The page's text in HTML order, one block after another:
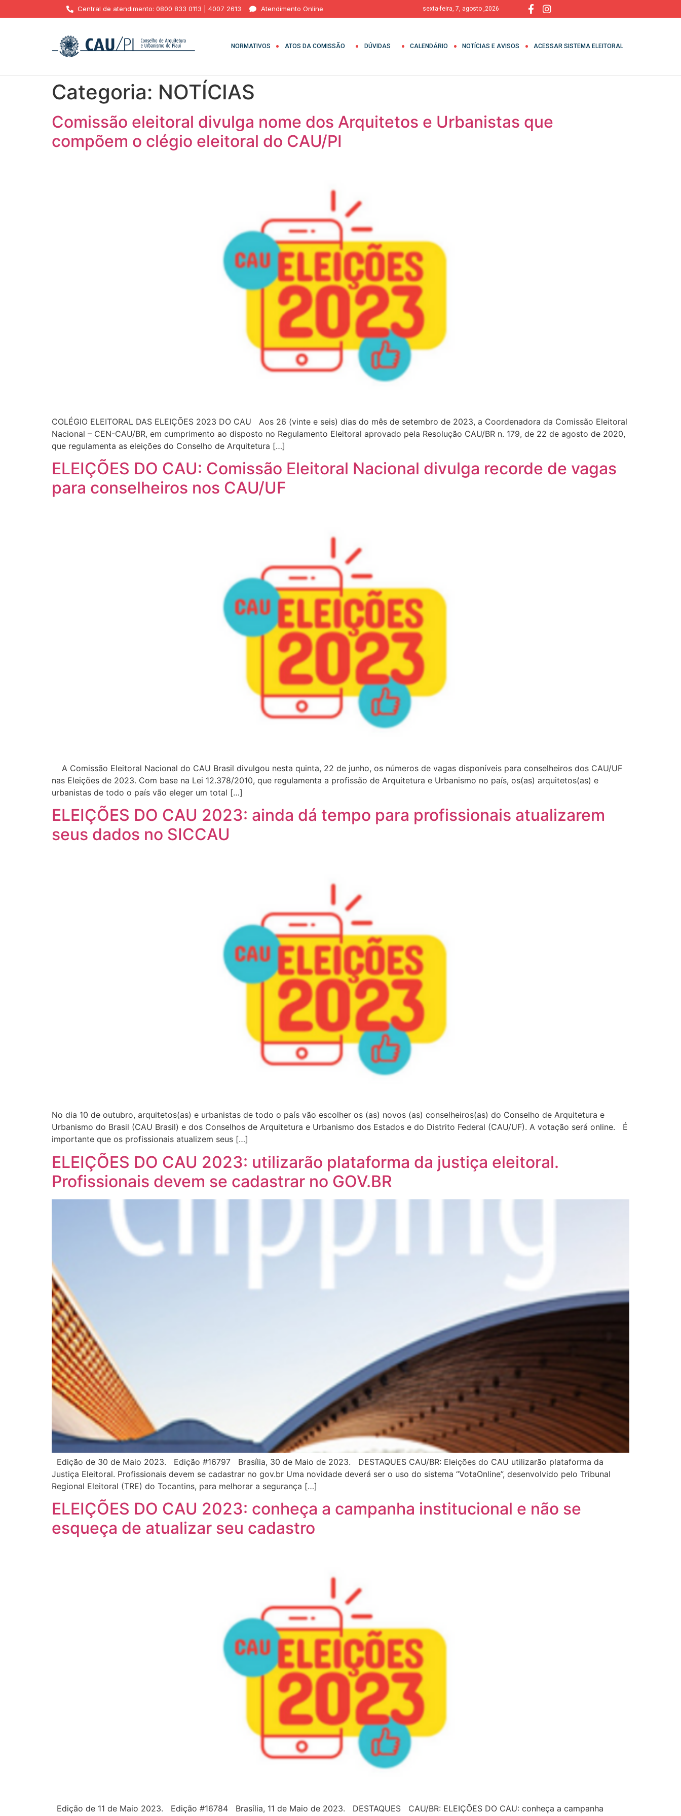
Central de atendimento: 0800 833 0113 | 4007 2613 Atendimento Online sexta-feira, 7, agosto ,2026
NORMATIVOS ATOS DA COMISSÃO DÚVIDAS CALENDÁRIO NOTÍCIAS E AVISOS ACESSAR SISTEMA ELEITORAL
Categoria: NOTÍCIAS
Comissão eleitoral divulga nome dos Arquitetos e Urbanistas que
compõem o clégio eleitoral do CAU/PI
COLÉGIO ELEITORAL DAS ELEIÇÕES 2023 DO CAU Aos 26 (vinte e seis) dias do mês de setembro de 2023, a Coordenadora da Comissão Eleitoral
Nacional – CEN-CAU/BR, em cumprimento ao disposto no Regulamento Eleitoral aprovado pela Resolução CAU/BR n. 179, de 22 de agosto de 2020,
que regulamenta as eleições do Conselho de Arquitetura […]
ELEIÇÕES DO CAU: Comissão Eleitoral Nacional divulga recorde de vagas
para conselheiros nos CAU/UF
A Comissão Eleitoral Nacional do CAU Brasil divulgou nesta quinta, 22 de junho, os números de vagas disponíveis para conselheiros dos CAU/UF
nas Eleições de 2023. Com base na Lei 12.378/2010, que regulamenta a profissão de Arquitetura e Urbanismo no país, os(as) arquitetos(as) e
urbanistas de todo o país vão eleger um total […]
ELEIÇÕES DO CAU 2023: ainda dá tempo para profissionais atualizarem
seus dados no SICCAU
No dia 10 de outubro, arquitetos(as) e urbanistas de todo o país vão escolher os (as) novos (as) conselheiros(as) do Conselho de Arquitetura e
Urbanismo do Brasil (CAU Brasil) e dos Conselhos de Arquitetura e Urbanismo dos Estados e do Distrito Federal (CAU/UF). A votação será online. É
importante que os profissionais atualizem seus […]
ELEIÇÕES DO CAU 2023: utilizarão plataforma da justiça eleitoral.
Profissionais devem se cadastrar no GOV.BR
Edição de 30 de Maio 2023. Edição #16797 Brasília, 30 de Maio de 2023. DESTAQUES CAU/BR: Eleições do CAU utilizarão plataforma da
Justiça Eleitoral. Profissionais devem se cadastrar no gov.br Uma novidade deverá ser o uso do sistema “VotaOnline”, desenvolvido pelo Tribunal
Regional Eleitoral (TRE) do Tocantins, para melhorar a segurança […]
ELEIÇÕES DO CAU 2023: conheça a campanha institucional e não se
esqueça de atualizar seu cadastro
Edição de 11 de Maio 2023. Edição #16784 Brasília, 11 de Maio de 2023. DESTAQUES CAU/BR: ELEIÇÕES DO CAU: conheça a campanha